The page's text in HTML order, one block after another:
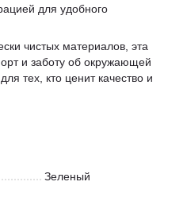
для удобного
чистых материалов, эта
и заботу об окружающей
тех, кто ценит качество и
Зеленый